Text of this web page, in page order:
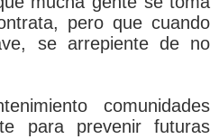
pero que cuando
se arrepiente de no
comunidades
para prevenir futuras